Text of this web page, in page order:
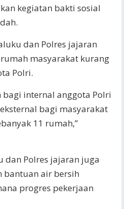
kegiatan bakti sosial
dan Polres jajaran
masyarakat kurang
Polri.
internal anggota Polri
bagi masyarakat
11 rumah,”
dan Polres jajaran juga
bantuan air bersih
progres pekerjaan